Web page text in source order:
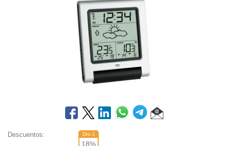
Descuentos: Dto.1
18%